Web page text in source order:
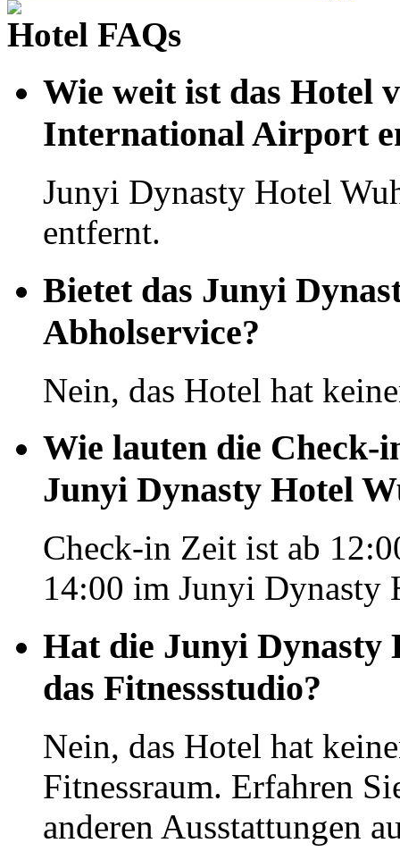
Hotel FAQs
Wie weit ist das Hotel
International Airport
Junyi Dynasty Hotel
entfernt.
Bietet das Junyi
Abholservice?
Nein, das Hotel hat
Wie lauten die Check-
Junyi Dynasty Hotel
Check-in Zeit ist ab
14:00 im Junyi Dynasty
Hat die Junyi Dynasty
das Fitnessstudio?
Nein, das Hotel hat
Fitnessraum. Erfahren
anderen Ausstattungen